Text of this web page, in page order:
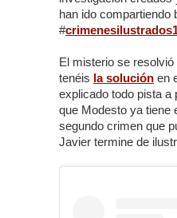
han ido compartiendo
#
El misterio se
tenéis la solución en
explicado todo pista a
que Modesto ya tiene
segundo crimen que
Javier termine de